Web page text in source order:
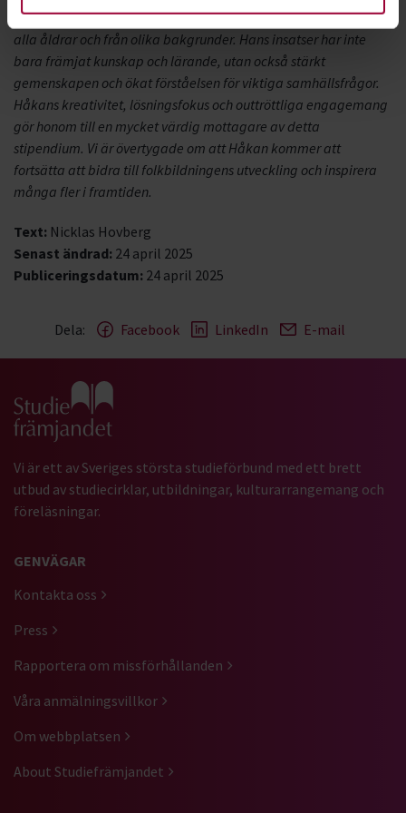
förmåga att inspirera, utbilda och entusiasmera människor i
alla åldrar och från olika bakgrunder. Hans insatser har inte
bara främjat kunskap och lärande, utan också stärkt
gemenskapen och ökat förståelsen för viktiga samhällsfrågor.
Håkans kreativitet, lösningsfokus och outtröttliga engagemang
gör honom till en mycket värdig mottagare av detta
stipendium. Vi är övertygade om att Håkan kommer att
fortsätta att bidra till folkbildningens utveckling och inspirera
många fler i framtiden.
Text: Nicklas Hovberg
Senast ändrad: 24 april 2025
Publiceringsdatum: 24 april 2025
Dela: Facebook LinkedIn E-mail
Gå till studiefrämjandets startsida
Vi är ett av Sveriges största studieförbund med ett brett
utbud av studiecirklar, utbildningar, kulturarrangemang och
föreläsningar.
GENVÄGAR
Kontakta oss
Press
Rapportera om missförhållanden
Våra anmälningsvillkor
Om webbplatsen
About Studiefrämjandet